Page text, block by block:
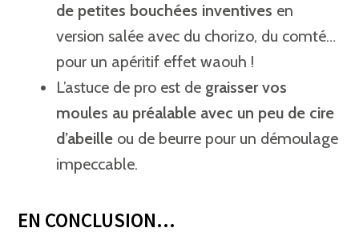
de petites bouchées inventives en
version salée avec du chorizo, du comté…
pour un apéritif effet waouh !
L’astuce de pro est de graisser vos
moules au préalable avec un peu de cire
d’abeille ou de beurre pour un démoulage
impeccable.
EN CONCLUSION…